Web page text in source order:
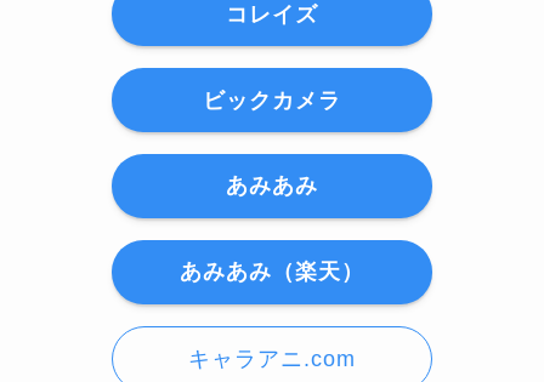
コレイズ
ビックカメラ
あみあみ
あみあみ（楽天）
キャラアニ.com